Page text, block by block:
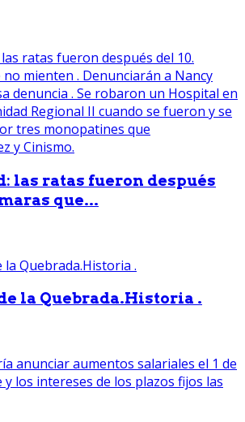
las ratas fueron después
que...
la Quebrada.Historia .